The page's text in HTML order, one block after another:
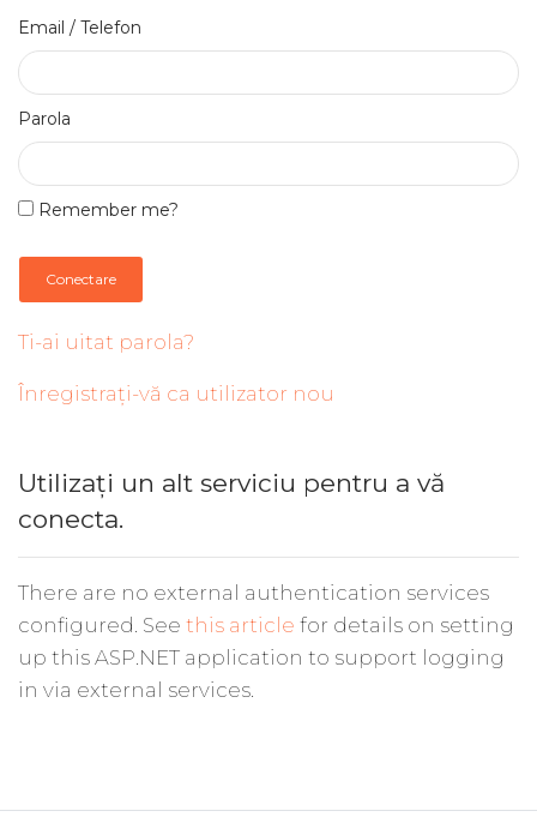
Email / Telefon
Parola
Remember me?
Conectare
Ti-ai uitat parola?
Înregistrați-vă ca utilizator nou
Utilizați un alt serviciu pentru a vă
conecta.
There are no external authentication services
configured. See this article for details on setting
up this ASP.NET application to support logging
in via external services.